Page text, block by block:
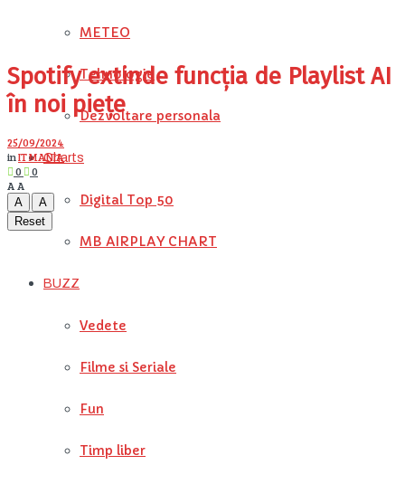
METEO
Tehnologie
Dezvoltare personala
Charts
Digital Top 50
MB AIRPLAY CHART
BUZZ
Vedete
Filme si Seriale
Fun
Timp liber
Spotify extinde funcția de Playlist AI
în noi piețe
25/09/2024
inIT MANIA
0
0
A A
A
A
Reset